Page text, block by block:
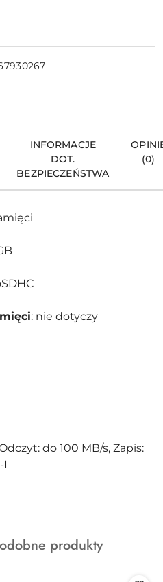
INFORMACJE
DOT.
BEZPIECZEŃSTWA
(0)
: nie dotyczy
do 100 MB/s, Zapis:
I
produkty